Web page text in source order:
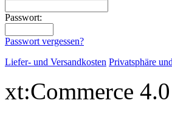
Passwort:
Passwort vergessen?
Liefer- und Versandkosten Privatsphäre
xt:Commerce